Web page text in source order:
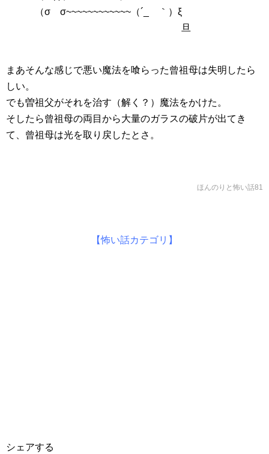
（σ σ~~~~~~~~~~~~（´_ゝ｀）ξ
旦
まあそんな感じで悪い魔法を喰らった曾祖母は失明したら
しい。
でも曽祖父がそれを治す（解く？）魔法をかけた。
そしたら曾祖母の両目から大量のガラスの破片が出てき
て、曾祖母は光を取り戻したとさ。
ほんのりと怖い話81
【怖い話カテゴリ】
シェアする